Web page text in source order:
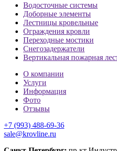
Водосточные системы
Доборные элементы
Лестницы кровельные
Ограждения кровли
Переходные мостики
Снегозадержатели
Вертикальная пожарная
О компании
Услуги
Информация
Фото
Отзывы
+7 (993) 488-69-36
sale@krovline.ru